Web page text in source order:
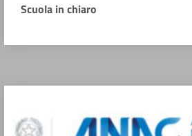
Scuola in chiaro